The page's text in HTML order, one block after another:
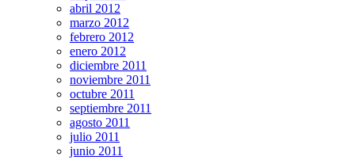
abril 2012
marzo 2012
febrero 2012
enero 2012
diciembre 2011
noviembre 2011
octubre 2011
septiembre 2011
agosto 2011
julio 2011
junio 2011